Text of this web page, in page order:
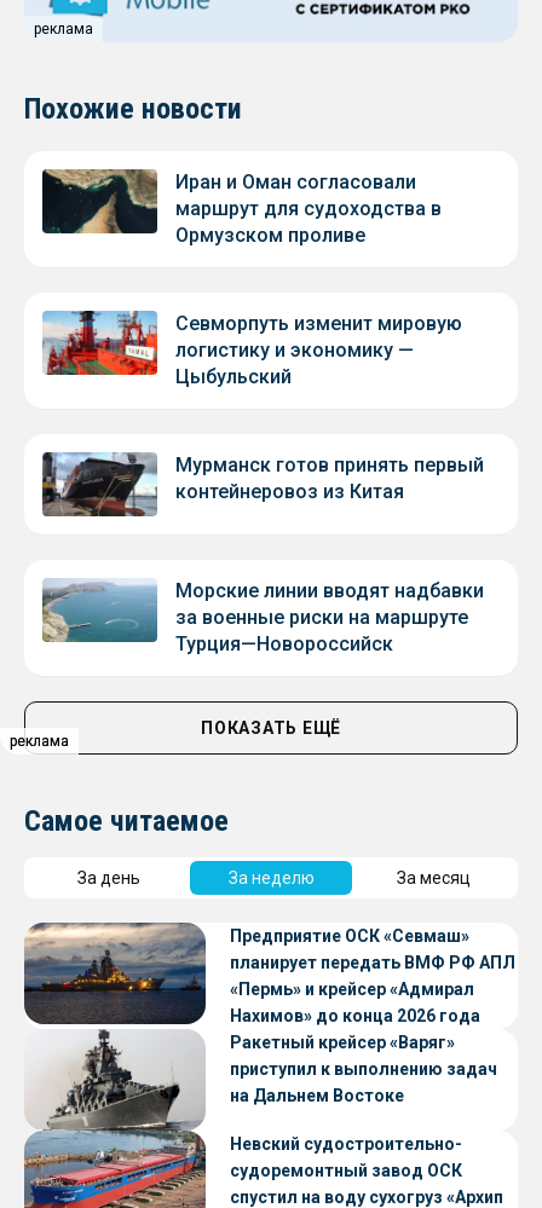
реклама
реклама
реклама
реклама
Похожие новости
Иран и Оман согласовали
маршрут для судоходства в
Ормузском проливе
Севморпуть изменит мировую
логистику и экономику —
Цыбульский
Мурманск готов принять первый
контейнеровоз из Китая
Морские линии вводят надбавки
за военные риски на маршруте
Турция—Новороссийск
ПОКАЗАТЬ ЕЩЁ
Самое читаемое
За день За неделю За месяц
Предприятие ОСК «Севмаш»
планирует передать ВМФ РФ АПЛ
«Пермь» и крейсер «Адмирал
Нахимов» до конца 2026 года
Ракетный крейсер «Варяг»
приступил к выполнению задач
на Дальнем Востоке
Невский судостроительно-
судоремонтный завод ОСК
спустил на воду сухогруз «Архип